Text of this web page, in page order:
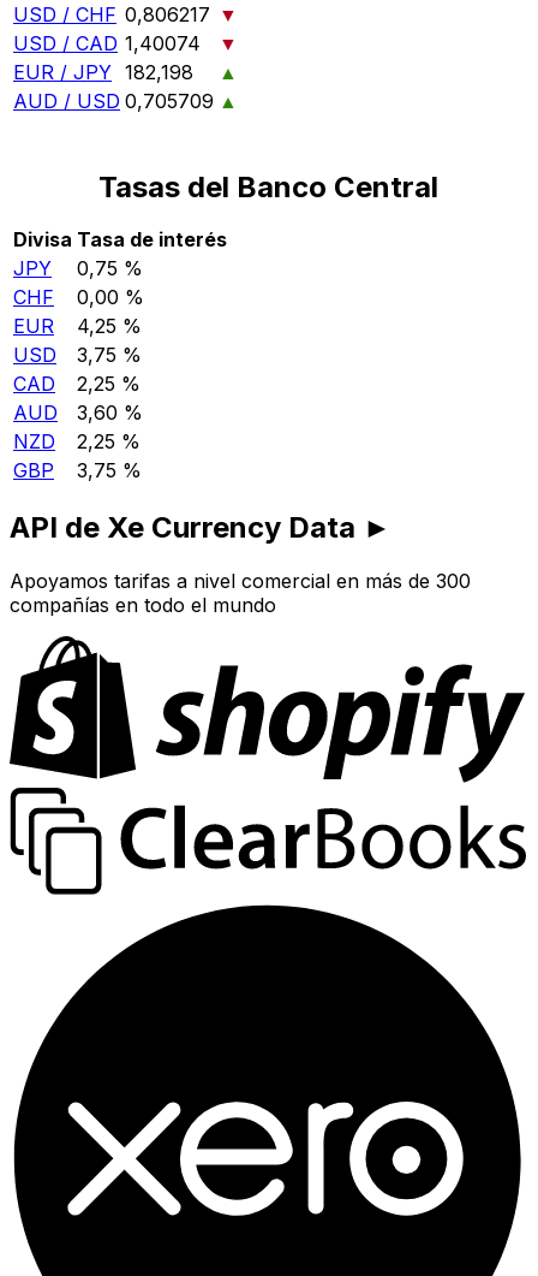
USD / CHF 0,806217 ▼
USD / CAD 1,40074
▼
EUR / JPY 182,198
▲
AUD / USD 0,705709 ▲
Tasas del Banco Central
Divisa Tasa de interés
JPY
0,75 %
CHF
0,00 %
EUR
4,25 %
USD
3,75 %
CAD
2,25 %
AUD
3,60 %
NZD
2,25 %
GBP
3,75 %
API de Xe Currency Data ►
Apoyamos tarifas a nivel comercial en más de 300
compañías en todo el mundo